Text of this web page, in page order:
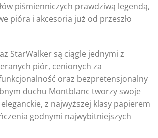
piśmienniczych prawdziwą legendą,
pióra i akcesoria już od przeszło
StarWalker są ciągle jednymi z
piór, cenionych za
oraz bezpretensjonalny
duchu Montblanc tworzy swoje
z najwyższej klasy papierem
godnymi najwybitniejszych